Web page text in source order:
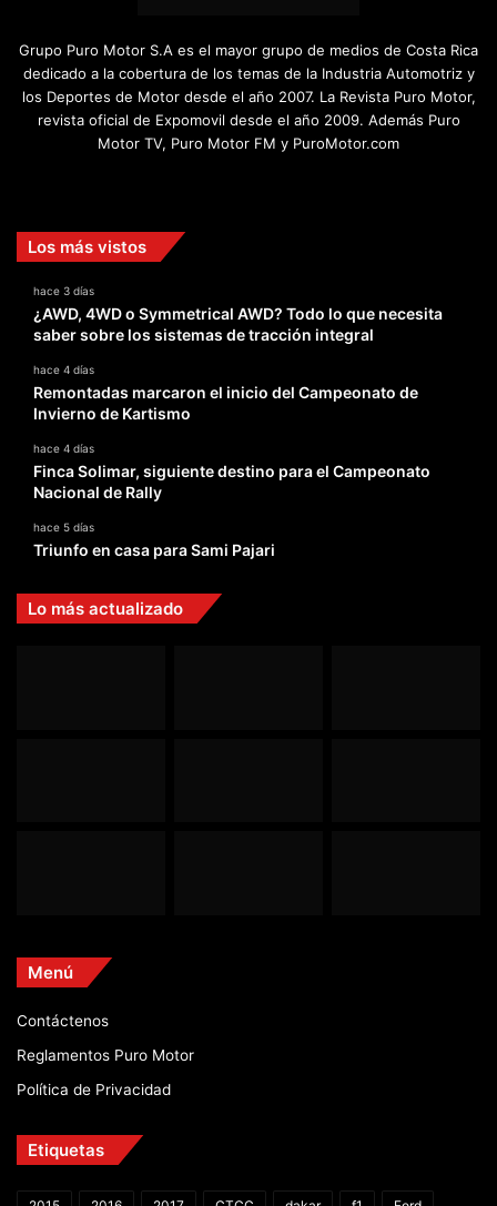
Grupo Puro Motor S.A es el mayor grupo de medios de Costa Rica
dedicado a la cobertura de los temas de la Industria Automotriz y
los Deportes de Motor desde el año 2007. La Revista Puro Motor,
revista oficial de Expomovil desde el año 2009. Además Puro
Motor TV, Puro Motor FM y PuroMotor.com
Los más vistos
hace 3 días
¿AWD, 4WD o Symmetrical AWD? Todo lo que necesita
saber sobre los sistemas de tracción integral
hace 4 días
Remontadas marcaron el inicio del Campeonato de
Invierno de Kartismo
hace 4 días
Finca Solimar, siguiente destino para el Campeonato
Nacional de Rally
hace 5 días
Triunfo en casa para Sami Pajari
Lo más actualizado
Menú
Contáctenos
Reglamentos Puro Motor
Política de Privacidad
Etiquetas